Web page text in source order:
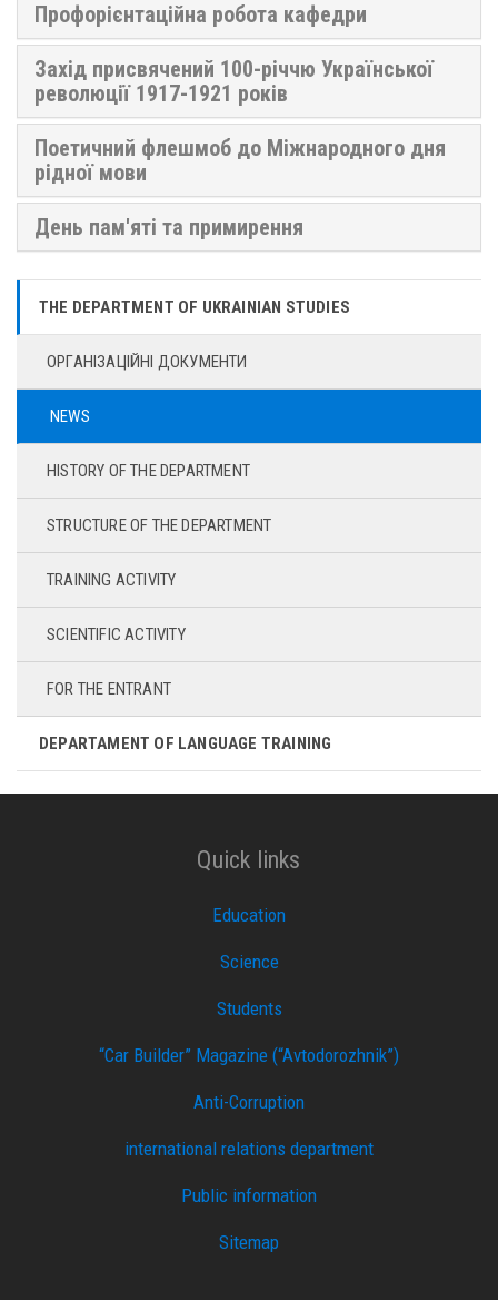
Профорієнтаційна робота кафедри
Захід присвячений 100-річчю Української
революції 1917-1921 років
Поетичний флешмоб до Міжнародного дня
рідної мови
День пам'яті та примирення
THE DEPARTMENT OF UKRAINIAN STUDIES
ОРГАНІЗАЦІЙНІ ДОКУМЕНТИ
NEWS
HISTORY OF THE DEPARTMENT
STRUCTURE OF THE DEPARTMENT
TRAINING ACTIVITY
SCIENTIFIC ACTIVITY
FOR THE ENTRANT
DEPARTAMENT OF LANGUAGE TRAINING
Quick links
Education
Science
Students
“Car Builder” Magazine (“Avtodorozhnik”)
Anti-Corruption
international relations department
Public information
Sitemap